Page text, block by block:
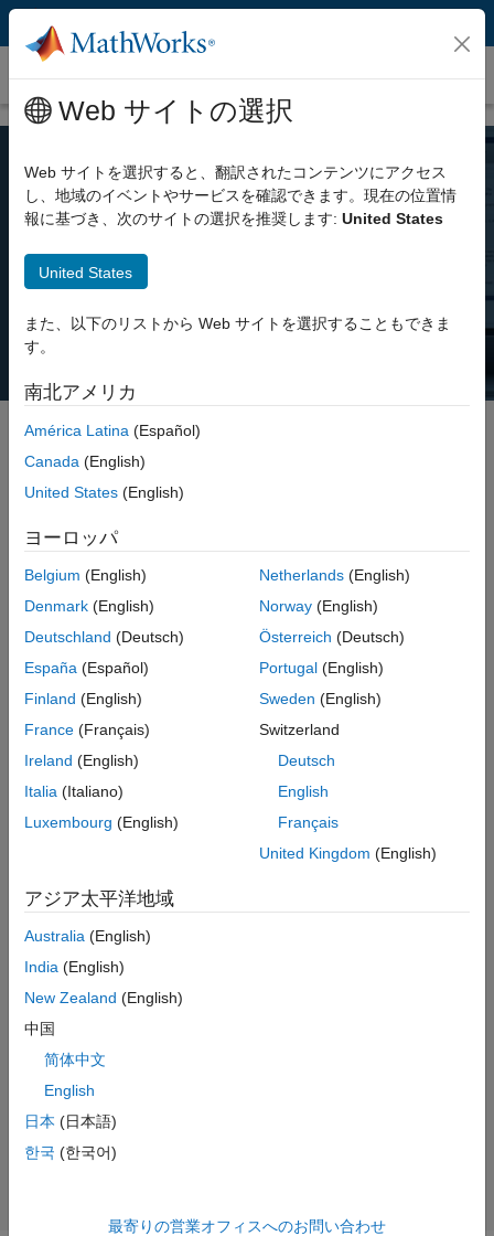
コンテンツへスキップ
価格とライセンス
MATLAB の価格
MATLAB の個人使用、商用利用、または教育や学術研究での利用な
ど、お客様のニーズに合わせた MATLAB ライセンスをご用意してい
Select license details to see the price
Intended Use
Standard
Startups
Academic
Student
Home
License Term
License Term
Annual
Perpetual
Not sure what you need? We offer other license
Web サイトの選択
Web サイトを選択すると、翻訳されたコンテンツにアクセス
し、地域のイベントやサービスを確認できます。現在の位置情
報に基づき、次のサイトの選択を推奨します: United States
United States
また、以下のリストから Web サイトを選択することもできま
す。
南北アメリカ
América Latina (Español)
Canada (English)
United States (English)
ヨーロッパ
Belgium (English)
Denmark (English)
Deutschland (Deutsch)
España (Español)
Finland (English)
France (Français)
Ireland (English)
Italia (Italiano)
Luxembourg (English)
Netherlands(English)
Norway(English)
Österreich (Deutsch)
Portugal(English)
Sweden (English)
Switzerland
Deutsch
English
Français
United Kingdom (English)
アジア太平洋地域
Australia (English)
India (English)
New Zealand (English)
中国
简体中文
English
日本 (日本語)
한국 (한국어)
最寄りの営業オフィスへのお問い合わせ